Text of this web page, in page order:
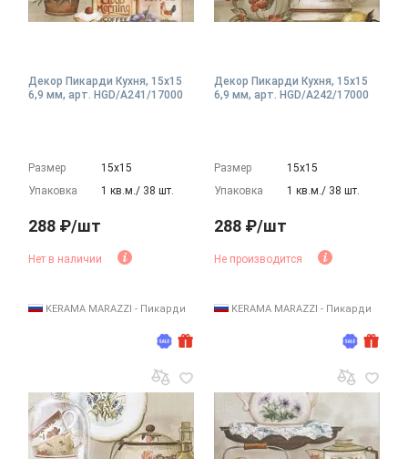
Декор Пикарди Кухня, 15x15
6,9 мм, арт. HGD/A241/17000
Размер
15х15
Упаковка
1 кв.м./ 38 шт.
288 ₽/шт
Нет в наличии
KERAMA MARAZZI - Пикарди
Декор Пикарди Кухня, 15x15
6,9 мм, арт. HGD/A242/17000
Размер
15х15
Упаковка
1 кв.м./ 38 шт.
288 ₽/шт
Не производится
KERAMA MARAZZI - Пикарди